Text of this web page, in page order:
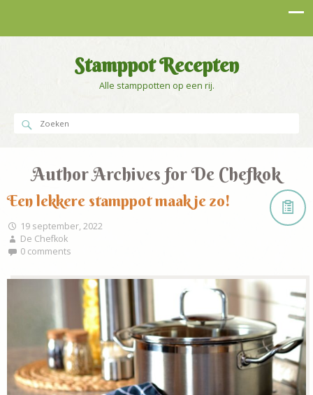
Stamppot Recepten
Alle stamppotten op een rij.
Author Archives forDe Chefkok
Een lekkere stamppot maak je zo!
19 september, 2022
De Chefkok
0 comments